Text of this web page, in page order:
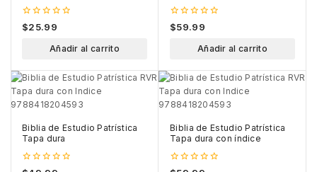
0
out
$25.99
Añadir al carrito
0
out
$59.99
Añadir al carrito
Biblia de Estudio Patrística
Tapa dura
0
Biblia de Estudio Patrística
Tapa dura con índice
0